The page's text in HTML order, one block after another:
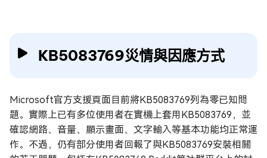
KB5083769災情與因應方式
Microsoft官方支援頁面目前將KB5083769列為零已知問
題。實際上已有多位使用者在實機上套用KB5083769，並
確認網路、音量、顯示畫面、文字輸入等基本功能均正常運
作。不過，仍有部分使用者回報了與KB5083769安裝相關